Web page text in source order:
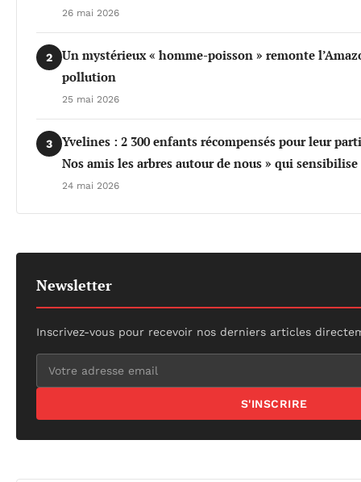
26 mai 2026
2
Un mystérieux « homme-poisson » remonte
pollution
25 mai 2026
3
Yvelines : 2 300 enfants récompensés pour leur
Nos amis les arbres autour de nous » qui
24 mai 2026
Newsletter
Inscrivez-vous pour recevoir nos derniers articles
S'INSCRIRE